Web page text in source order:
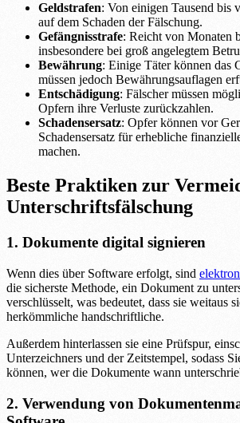
Geldstrafen: Von einigen Tausend bis
auf dem Schaden der Fälschung.
Gefängnisstrafe: Reicht von Monaten
insbesondere bei groß angelegtem
Bewährung: Einige Täter können das
müssen jedoch Bewährungsauflagen
Entschädigung: Fälscher müssen
Opfern ihre Verluste zurückzahlen.
Schadensersatz: Opfer können vor
Schadensersatz für erhebliche
machen.
Beste Praktiken zur
Unterschriftsfälschung
1. Dokumente digital signieren
Wenn dies über Software erfolgt, sind
die sicherste Methode, ein Dokument zu
verschlüsselt, was bedeutet, dass sie weitaus
herkömmliche handschriftliche.
Außerdem hinterlassen sie eine Prüfspur,
Unterzeichners und der Zeitstempel, sodass
können, wer die Dokumente wann
2. Verwendung von